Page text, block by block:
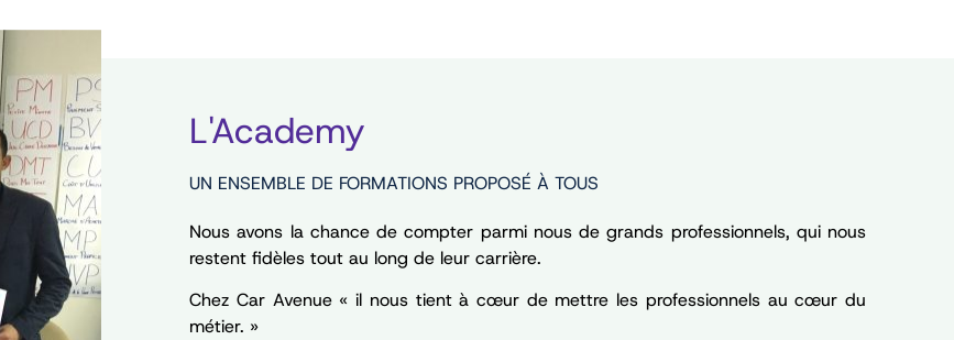
L'Academy
UN ENSEMBLE DE FORMATIONS PROPOSÉ À TOUS
Nous avons la chance de compter parmi nous de grands professionnels, qui nous
restent fidèles tout au long de leur carrière.
Chez Car Avenue « il nous tient à cœur de mettre les professionnels au cœur du
métier. »